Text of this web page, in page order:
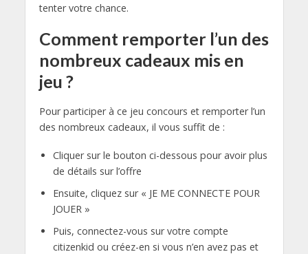
tenter votre chance.
Comment remporter l’un des
nombreux cadeaux mis en
jeu ?
Pour participer à ce jeu concours et remporter l’un
des nombreux cadeaux, il vous suffit de :
Cliquer sur le bouton ci-dessous pour avoir plus
de détails sur l’offre
Ensuite, cliquez sur « JE ME CONNECTE POUR
JOUER »
Puis, connectez-vous sur votre compte
citizenkid ou créez-en si vous n’en avez pas et